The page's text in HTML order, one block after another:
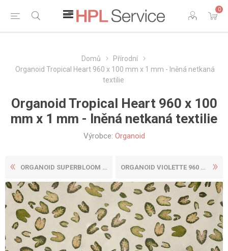
0
Domů
Přírodní
Organoid Tropical Heart 960 x 100 mm x 1 mm - lněná netkaná
textilie
Organoid Tropical Heart 960 x 100
mm x 1 mm - lněná netkaná textilie
Výrobce: Organoid
ORGANOID SUPERBLOOM 960 X 1... ORGANOID VIOLETTE 960 X 100...